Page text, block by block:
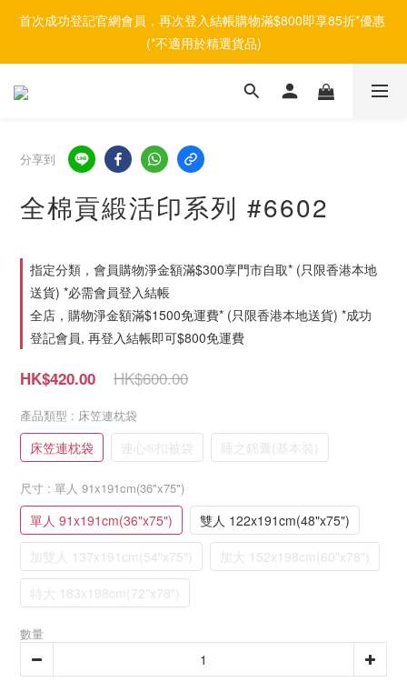
首次成功登記官網會員，再次登入結帳購物滿$800即享85折*優惠
(*不適用於精選貨品)
分享到
全棉貢緞活印系列 #6602
指定分類，會員購物淨金額滿$300享門市自取* (只限香港本地
送貨) *必需會員登入結帳
全店，購物淨金額滿$1500免運費* (只限香港本地送貨) *成功
登記會員, 再登入結帳即可$800免運費
HK$600.00
HK$420.00
產品類型 : 床笠連枕袋
床笠連枕袋 連心®扣被袋 睡之錦囊(基本裝)
尺寸 : 單人 91x191cm(36"x75")
單人 91x191cm(36"x75")
雙人 122x191cm(48"x75")
加雙人 137x191cm(54"x75")
加大 152x198cm(60"x78")
特大 183x198cm(72"x78")
數量